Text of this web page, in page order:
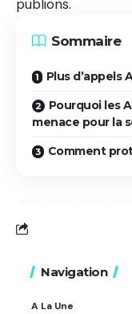
publions.
Sommaire
Plus d’appels
Pourquoi les
menace pour la
Comment
Navigation
A La Une